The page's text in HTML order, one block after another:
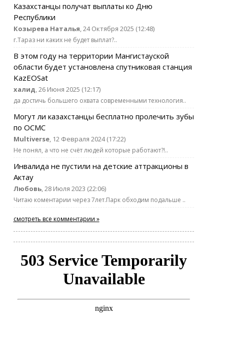
Казахстанцы получат выплаты ко Дню
Республики
Козырева Наталья, 24 Октября 2025 (12:48)
г.Тараз ни каких не будет выплат?..
В этом году на территории Мангистауской
области будет установлена спутниковая станция
KazEOSat
халид, 26 Июня 2025 (12:17)
да достичь большего охвата современными технология..
Могут ли казахстанцы бесплатно пролечить зубы
по ОСМС
Multiverse, 12 Февраля 2024 (17:22)
Не понял, а что не счёт людей которые работают?!..
Инвалида не пустили на детские аттракционы в
Актау
Любовь, 28 Июля 2023 (22:06)
Читаю коментарии через 7лет.Парк обходим подальше ..
смотреть все комментарии »